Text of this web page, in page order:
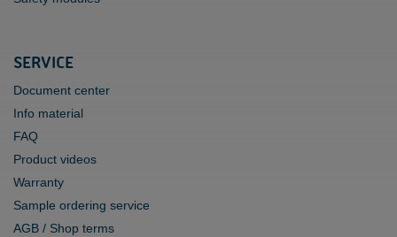
SERVICE
Document center
Info material
FAQ
Product videos
Warranty
Sample ordering service
AGB / Shop terms